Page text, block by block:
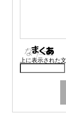
上に表示された